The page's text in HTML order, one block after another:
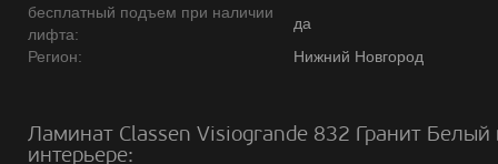
бесплатный подъем при наличии
лифта:
да
Регион:
Нижний Новгород
Ламинат Classen Visiogrande 832 Гранит Белый
интерьере: